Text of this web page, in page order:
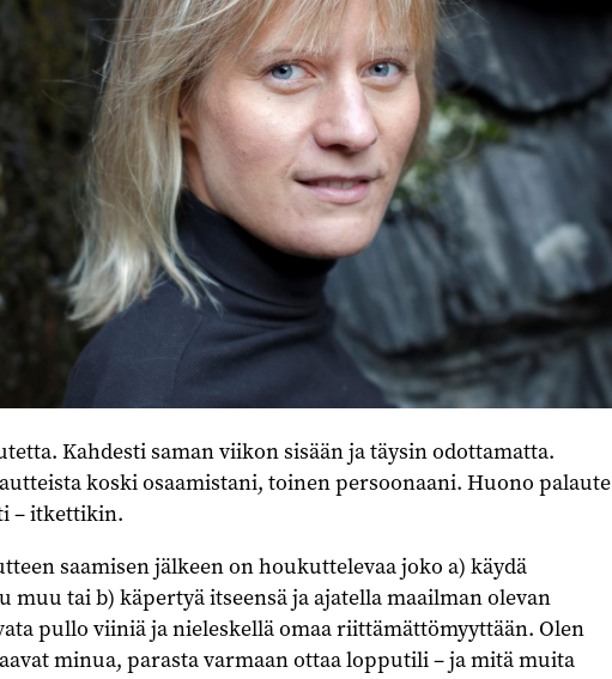
Kahdesti saman viikon sisään ja täysin odottamatta.
koski osaamistani, toinen persoonaani. Huono palaute
– itkettikin.
saamisen jälkeen on houkuttelevaa joko a) käydä
muu tai b) käpertyä itseensä ja ajatella maailman olevan
pullo viiniä ja nieleskellä omaa riittämättömyyttään. Olen
minua, parasta varmaan ottaa lopputili – ja mitä muita